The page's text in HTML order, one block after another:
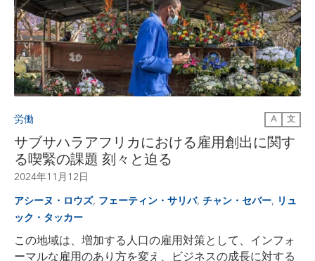
労働 A 文
サブサハラアフリカにおける雇用創出に関す
る喫緊の課題 刻々と迫る
2024年11月12日
アシーヌ・ロウズ, フェーティン・サリバ, チャン・セバー, リュ
ック・タッカー
この地域は、増加する人口の雇用対策として、インフォ
ーマルな雇用のあり方を変え、ビジネスの成長に対する